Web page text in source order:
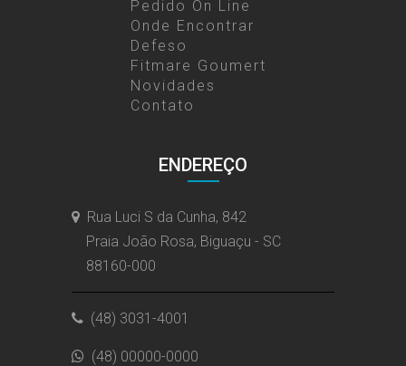
Pedido On Line
Onde Encontrar
Defeso
Fitmare Goumert
Novidades
Contato
ENDEREÇO
Rua Luci S da Cunha, 842
Praia João Rosa, Biguaçu - SC
88160-000
(48) 3031-4001
(48) 00000-0000